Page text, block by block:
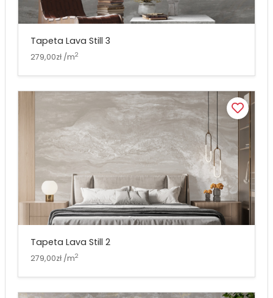
Tapeta Lava Still 3
279,00zł /m2
Tapeta Lava Still 2
279,00zł /m2